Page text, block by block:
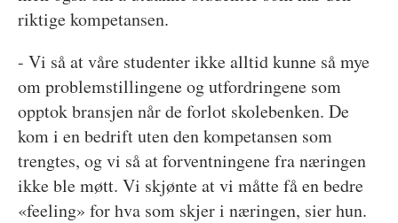
riktige kompetansen.
- Vi så at våre studenter ikke alltid kunne så mye
om problemstillingene og utfordringene som
opptok bransjen når de forlot skolebenken. De
kom i en bedrift uten den kompetansen som
trengtes, og vi så at forventningene fra næringen
ikke ble møtt. Vi skjønte at vi måtte få en bedre
«feeling» for hva som skjer i næringen, sier hun.